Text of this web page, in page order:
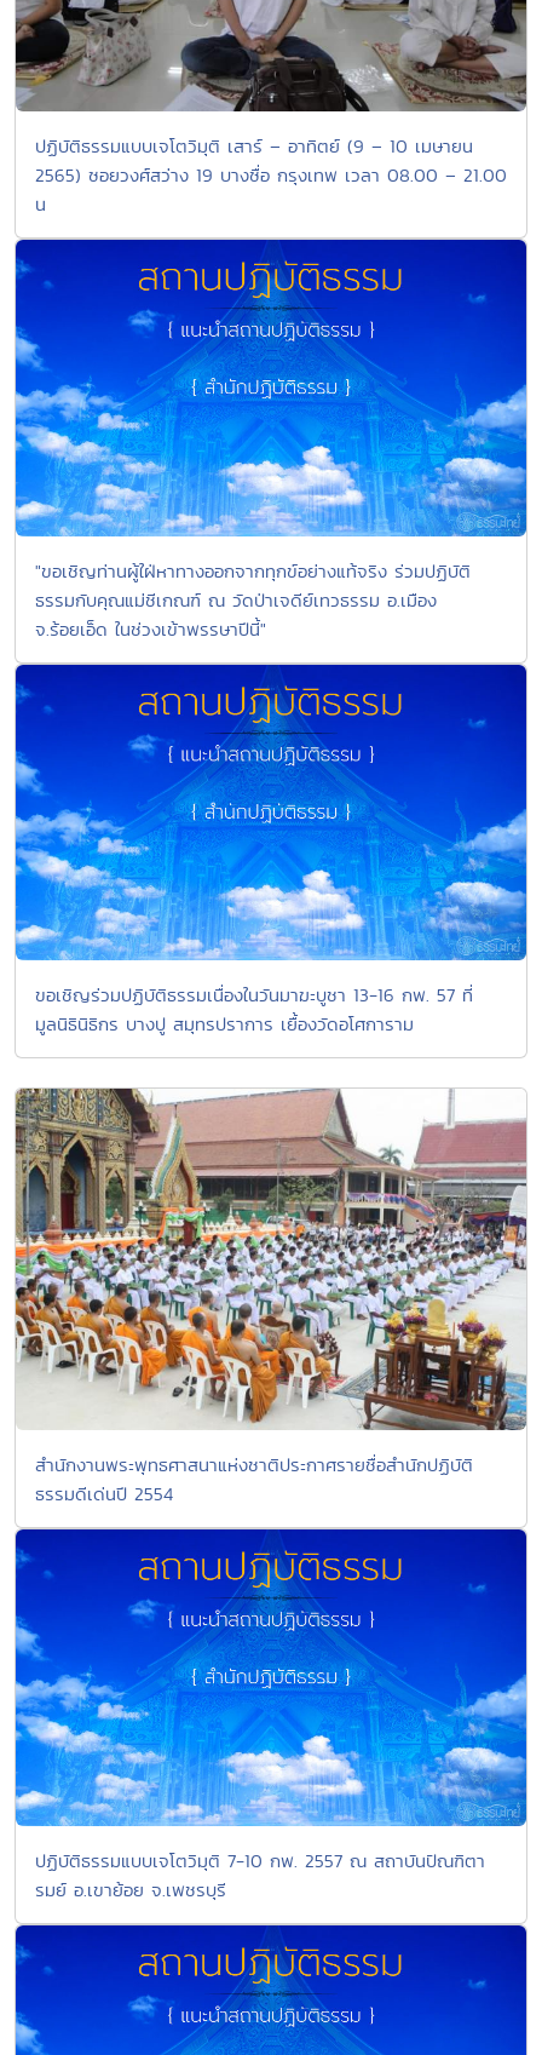
ปฏิบัติธรรมแบบเจโตวิมุติ เสาร์ – อาทิตย์ (9 – 10 เมษายน
2565) ซอยวงศ์สว่าง 19 บางซื่อ กรุงเทพ เวลา 08.00 – 21.00
น
"ขอเชิญท่านผู้ใฝ่หาทางออกจากทุกข์อย่างแท้จริง ร่วมปฏิบัติ
ธรรมกับคุณแม่ชีเกณฑ์ ณ วัดป่าเจดีย์เทวธรรม อ.เมือง
จ.ร้อยเอ็ด ในช่วงเข้าพรรษาปีนี้"
ขอเชิญร่วมปฏิบัติธรรมเนื่องในวันมาฆะบูชา 13-16 กพ. 57 ที่
มูลนิธินิธิกร บางปู สมุทรปราการ เยื้องวัดอโศการาม
สำนักงานพระพุทธศาสนาแห่งชาติประกาศรายชื่อสำนักปฏิบัติ
ธรรมดีเด่นปี 2554
ปฏิบัติธรรมแบบเจโตวิมุติ 7-10 กพ. 2557 ณ สถาบันปัณฑิตา
รมย์ อ.เขาย้อย จ.เพชรบุรี